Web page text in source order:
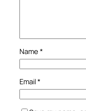
Name *
Email*